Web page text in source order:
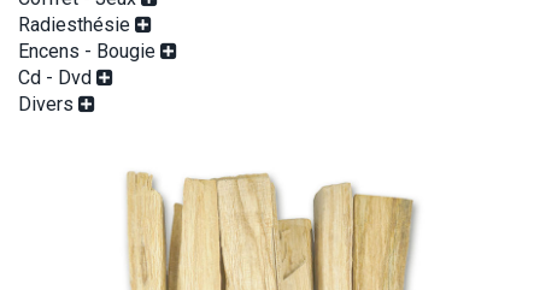
Radiesthésie
Encens - Bougie
Cd - Dvd
Divers